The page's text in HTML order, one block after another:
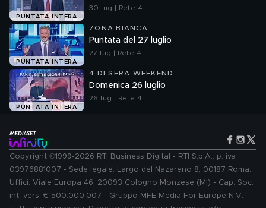
PUNTATA INTERA
30 lug | Rete 4
PUNTATA INTERA
ZONA BIANCA
Puntata del 27 luglio
27 lug | Rete 4
PUNTATA INTERA
4 DI SERA WEEKEND
Domenica 26 luglio
26 lug | Rete 4
Copyright ©1999-2026 RTI Business Digital - RTI S.p.A.: p. iva
03976881007 - Sede legale: Largo del Nazareno 8, 00187 Roma.
Uffici: Viale Europa 46, 20093 Cologno Monzese (MI) - Cap. Soc.
int. vers. € 500.000.007 - Gruppo MFE Media For Europe N.V. -